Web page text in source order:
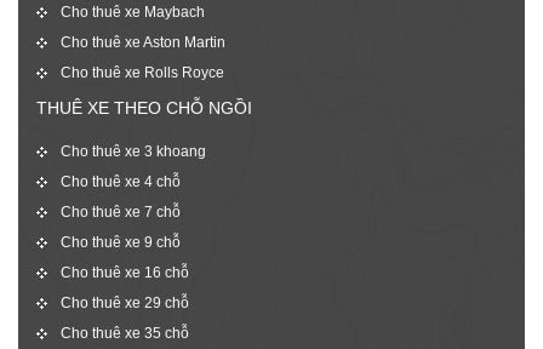
Cho thuê xe Maybach
Cho thuê xe Aston Martin
Cho thuê xe Rolls Royce
THUÊ XE THEO CHỖ NGỒI
Cho thuê xe 3 khoang
Cho thuê xe 4 chỗ
Cho thuê xe 7 chỗ
Cho thuê xe 9 chỗ
Cho thuê xe 16 chỗ
Cho thuê xe 29 chỗ
Cho thuê xe 35 chỗ